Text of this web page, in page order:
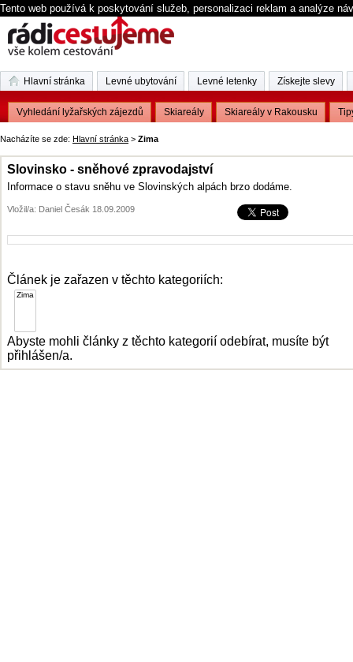
Tento web používá k poskytování služeb, personalizaci reklam a analýze
Nacházíte se zde: Hlavní stránka > Zima
Slovinsko - sněhové zpravodajství
Informace o stavu sněhu ve Slovinských alpách brzo dodáme.
Vložil/a: Daniel Česák 18.09.2009
Článek je zařazen v těchto kategoriích:
Abyste mohli články z těchto kategorií odebírat, musíte být
přihlášen/a.
Hlavní stránka Levné ubytování Levné letenky Získejte slevy
Vyhledání lyžařských zájezdů Skiareály Skiareály v Rakousku